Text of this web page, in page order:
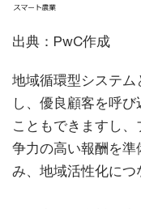
出典：PwC作成
地域循環型システ
し、優良顧客を呼
こともできますし
争力の高い報酬を
み、地域活性化につ